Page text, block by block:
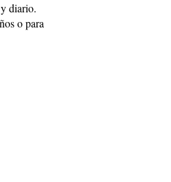
diario.
o para